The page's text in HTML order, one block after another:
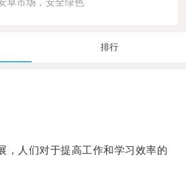
排行
人们对于提高工作和学习效率的